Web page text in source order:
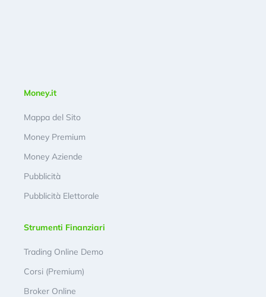
Money.it
Mappa del Sito
Money Premium
Money Aziende
Pubblicità
Pubblicità Elettorale
Strumenti Finanziari
Trading Online Demo
Corsi (Premium)
Broker Online